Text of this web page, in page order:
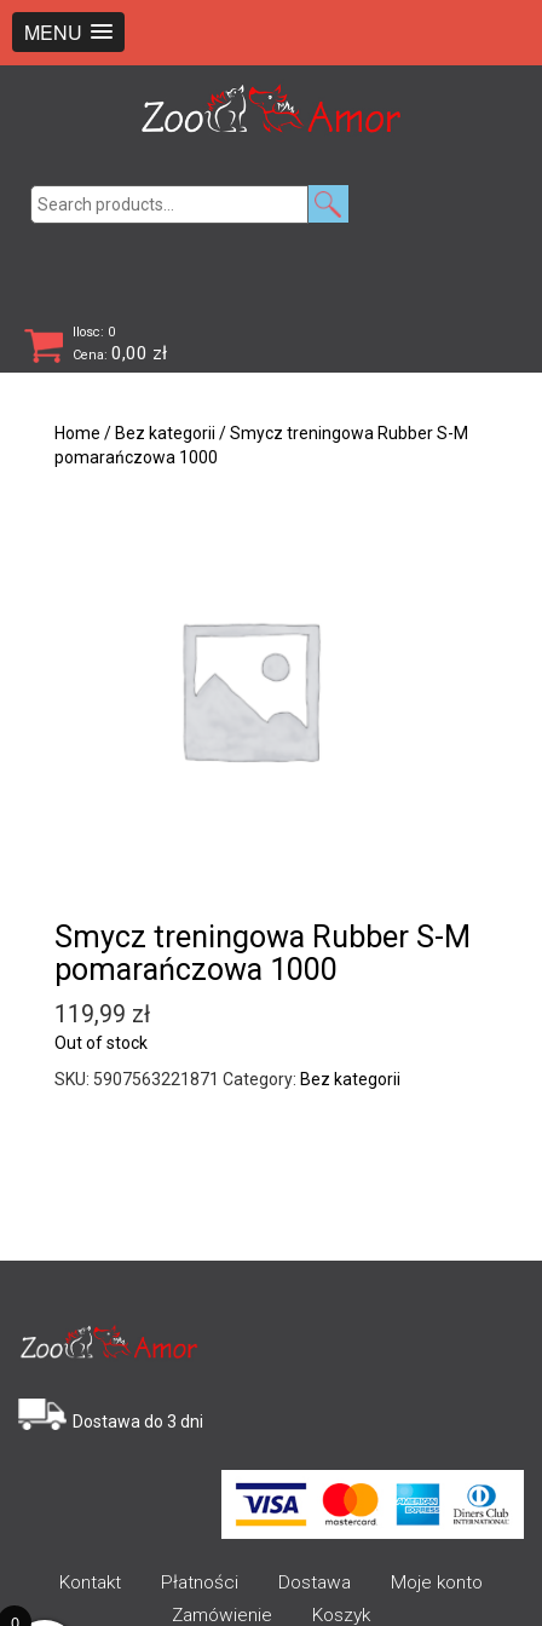
MENU
Ilosc: 0
Cena: 0,00 zł
Home / Bez kategorii / Smycz treningowa Rubber S-M
pomarańczowa 1000
Smycz treningowa Rubber S-M
pomarańczowa 1000
119,99 zł
Out of stock
SKU: 5907563221871 Category: Bez kategorii
Dostawa do 3 dni
Kontakt Płatności Dostawa
Moje konto
Zamówienie
Koszyk